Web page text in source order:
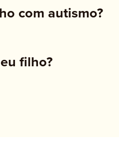
com autismo?
filho?